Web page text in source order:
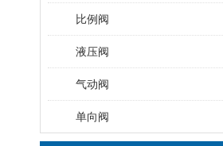
比例阀
液压阀
气动阀
单向阀